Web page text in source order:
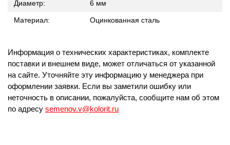
Диаметр: 6 мм
Материал: Оцинкованная сталь
Информация о технических характеристиках, комплекте
поставки и внешнем виде, может отличаться от указанной
на сайте. Уточняйте эту информацию у менеджера при
оформлении заявки. Если вы заметили ошибку или
неточность в описании, пожалуйста, сообщите нам об этом
по адресу semenov.v@kolorit.ru